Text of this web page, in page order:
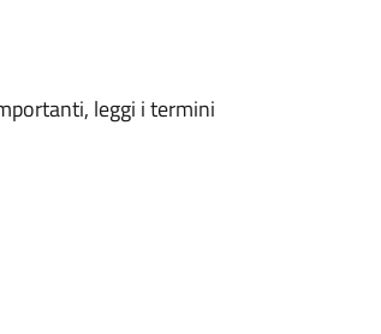
leggi i termini